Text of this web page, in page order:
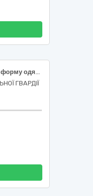
Нагрудна нашивка на спеціальну форму одягу для військовослужбовців, які виконують завдання з ОГП, ОДП та КУ
ГВАРДІЇ